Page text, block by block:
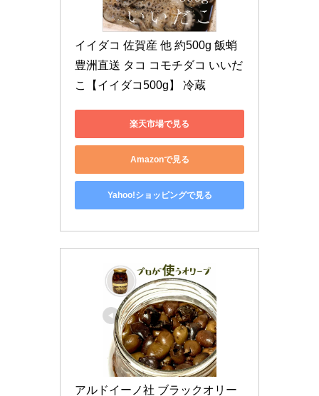
イイダコ 佐賀産 他 約500g 飯蛸
豊洲直送 タコ コモチダコ いいだ
こ【イイダコ500g】 冷蔵
楽天市場で見る
Amazonで見る
Yahoo!ショッピングで見る
アルドイーノ社 ブラックオリー